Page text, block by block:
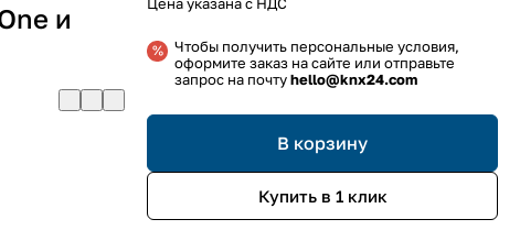
и
Чтобы получить персональные условия,
оформите заказ на сайте или отправьте
запрос на почтуhello@knx24.com
В корзину
Купить в 1 клик